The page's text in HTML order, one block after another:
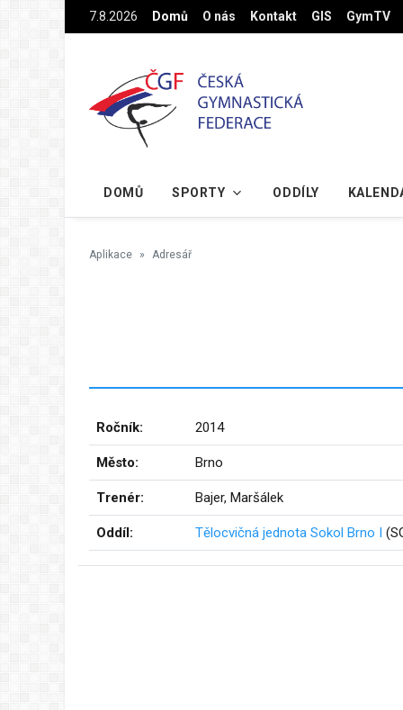
Na hlavní obsah7.8.2026 Domů O nás Kontakt GIS GymTV
DOMŮ SPORTY ODDÍLY
Aplikace Adresář
Ročník: 2014
Město: Brno
Trenér: Bajer, Maršálek
Oddíl: Tělocvičná jednota Sokol Brno I